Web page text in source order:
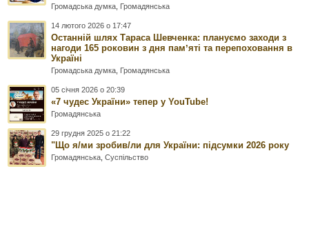
Громадська думка Громадянська
14 лютого 2026 о 17:47
Останній шлях Тараса Шевченка: плануємо заходи з
нагоди 165 роковин з дня памʼяті та перепоховання в
Україні
Громадська думка Громадянська
05 січня 2026 о 20:39
«7 чудес України» тепер у YouTube!
Громадянська
29 грудня 2025 о 21:22
"Що я/ми зробив/ли для України: підсумки 2026 року
Громадянська ,Суспільство